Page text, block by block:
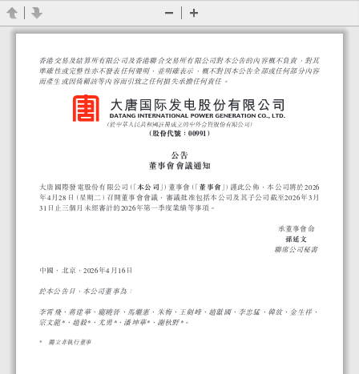
PreviousNext
Zoom
Out
In
香港交易及結算所有限公司及香港聯合交易所有限公司對本公告的內容概不負責，對其
準確性或完整性亦不發表任何聲明，並明確表示，概不對因本公告全部或任何部分內容
而產生或因倚賴該等內容而引致之任何損失承擔任何責任。
00991
公告
董事會會議通知
大唐國際發電股份有限公司（「
本公司」）董 事 會（「 董事會」）謹此公佈，本公司將於2026
年4月 28 日（星期二）召開董事會會議，審議批准包括本公司及其子公司截至2026年3 月
31 日止三個月未經審計的 2026年第一季度業績等事項。
承董事會命
孫延文
聯席公司秘書
中國，北京， 2026年4 月 16日
於本公告日，本公司董事為：
李霄飛、蔣建華、龐曉晉、馬繼憲、朱梅、王劍峰、趙獻國、李忠猛、韓放、金生祥、
宗文龍*、趙毅*、尤勇 *、潘坤華*、謝秋野*。
* 獨立非執行董事